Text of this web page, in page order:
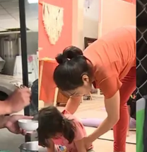
trên
quản:Đài Truyền hình Việt Nam
chí:Thời báo VTV